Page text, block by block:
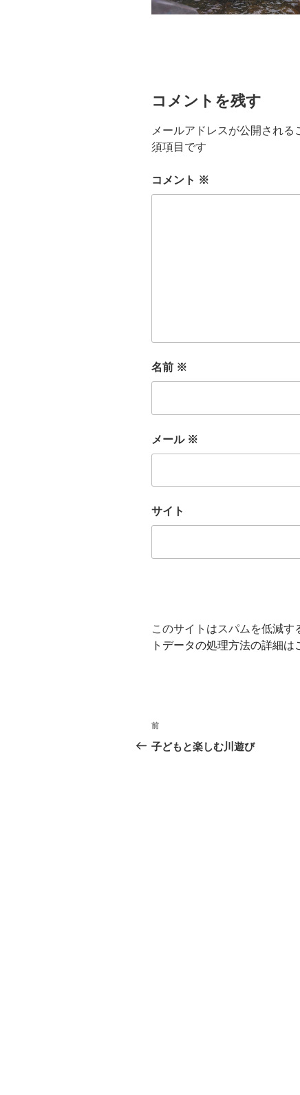
コメントを残す
メールアドレスが公開される
須項目です
コメント ※
名前 ※
メール ※
サイト
このサイトはスパムを低減す
トデータの処理方法の詳細
投
稿
前
の
前
子どもと楽しむ川遊び